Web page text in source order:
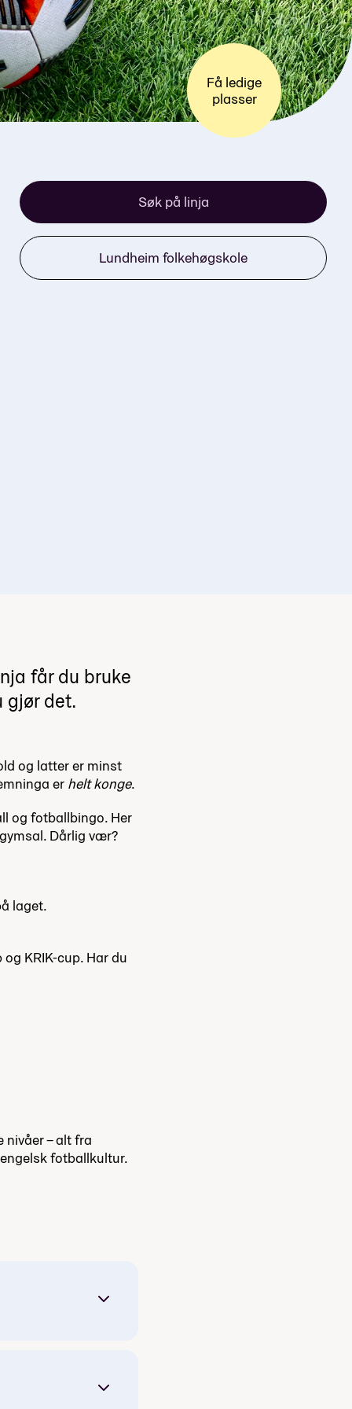
Få ledige
plasser
Søk på linja
Lundheim folkehøgskole
får du bruke
gjør det.
og latter er minst
er helt konge.
og fotballbingo. Her
Dårlig vær?
laget.
KRIK-cup. Har du
nivåer – alt fra
fotballkultur.